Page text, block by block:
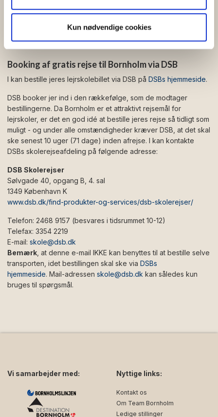
analysepartnere. Vores partnere kan kombinere disse
data med andre oplysninger, du har givet dem, eller som
de har indsamlet fra din brug af deres tjenester.
Kun nødvendige cookies
For elever, der er fyldt 18 år, gælder de almindelige regler om
pas/billed-ID.
Booking af gratis rejse til Bornholm via DSB
I kan bestille jeres lejrskolebillet via DSB på DSBs hjemmeside.
DSB booker jer ind i den rækkefølge, som de modtager
bestillingerne. Da Bornholm er et attraktivt rejsemål for
lejrskoler, er det en god idé at bestille jeres rejse så tidligt som
muligt - og under alle omstændigheder kræver DSB, at det skal
ske senest 10 uger (71 dage) inden afrejse. I kan kontakte
DSBs skolerejseafdeling på følgende adresse:
DSB Skolerejser
Sølvgade 40, opgang B, 4. sal
1349 København K
www.dsb.dk/find-produkter-og-services/dsb-skolerejser/
Telefon: 2468 9157 (besvares i tidsrummet 10-12)
Telefax: 3354 2219
E-mail: skole@dsb.dk
Bemærk , at denne e-mail IKKE kan benyttes til at bestille selve
transporten, idet bestillingen skal ske via DSBs
hjemmeside. Mail-adressen skole@dsb.dk kan således kun
bruges til spørgsmål.
Vi samarbejder med: Nyttige links:
Kontakt os
Om Team Bornholm
Ledige stillinger